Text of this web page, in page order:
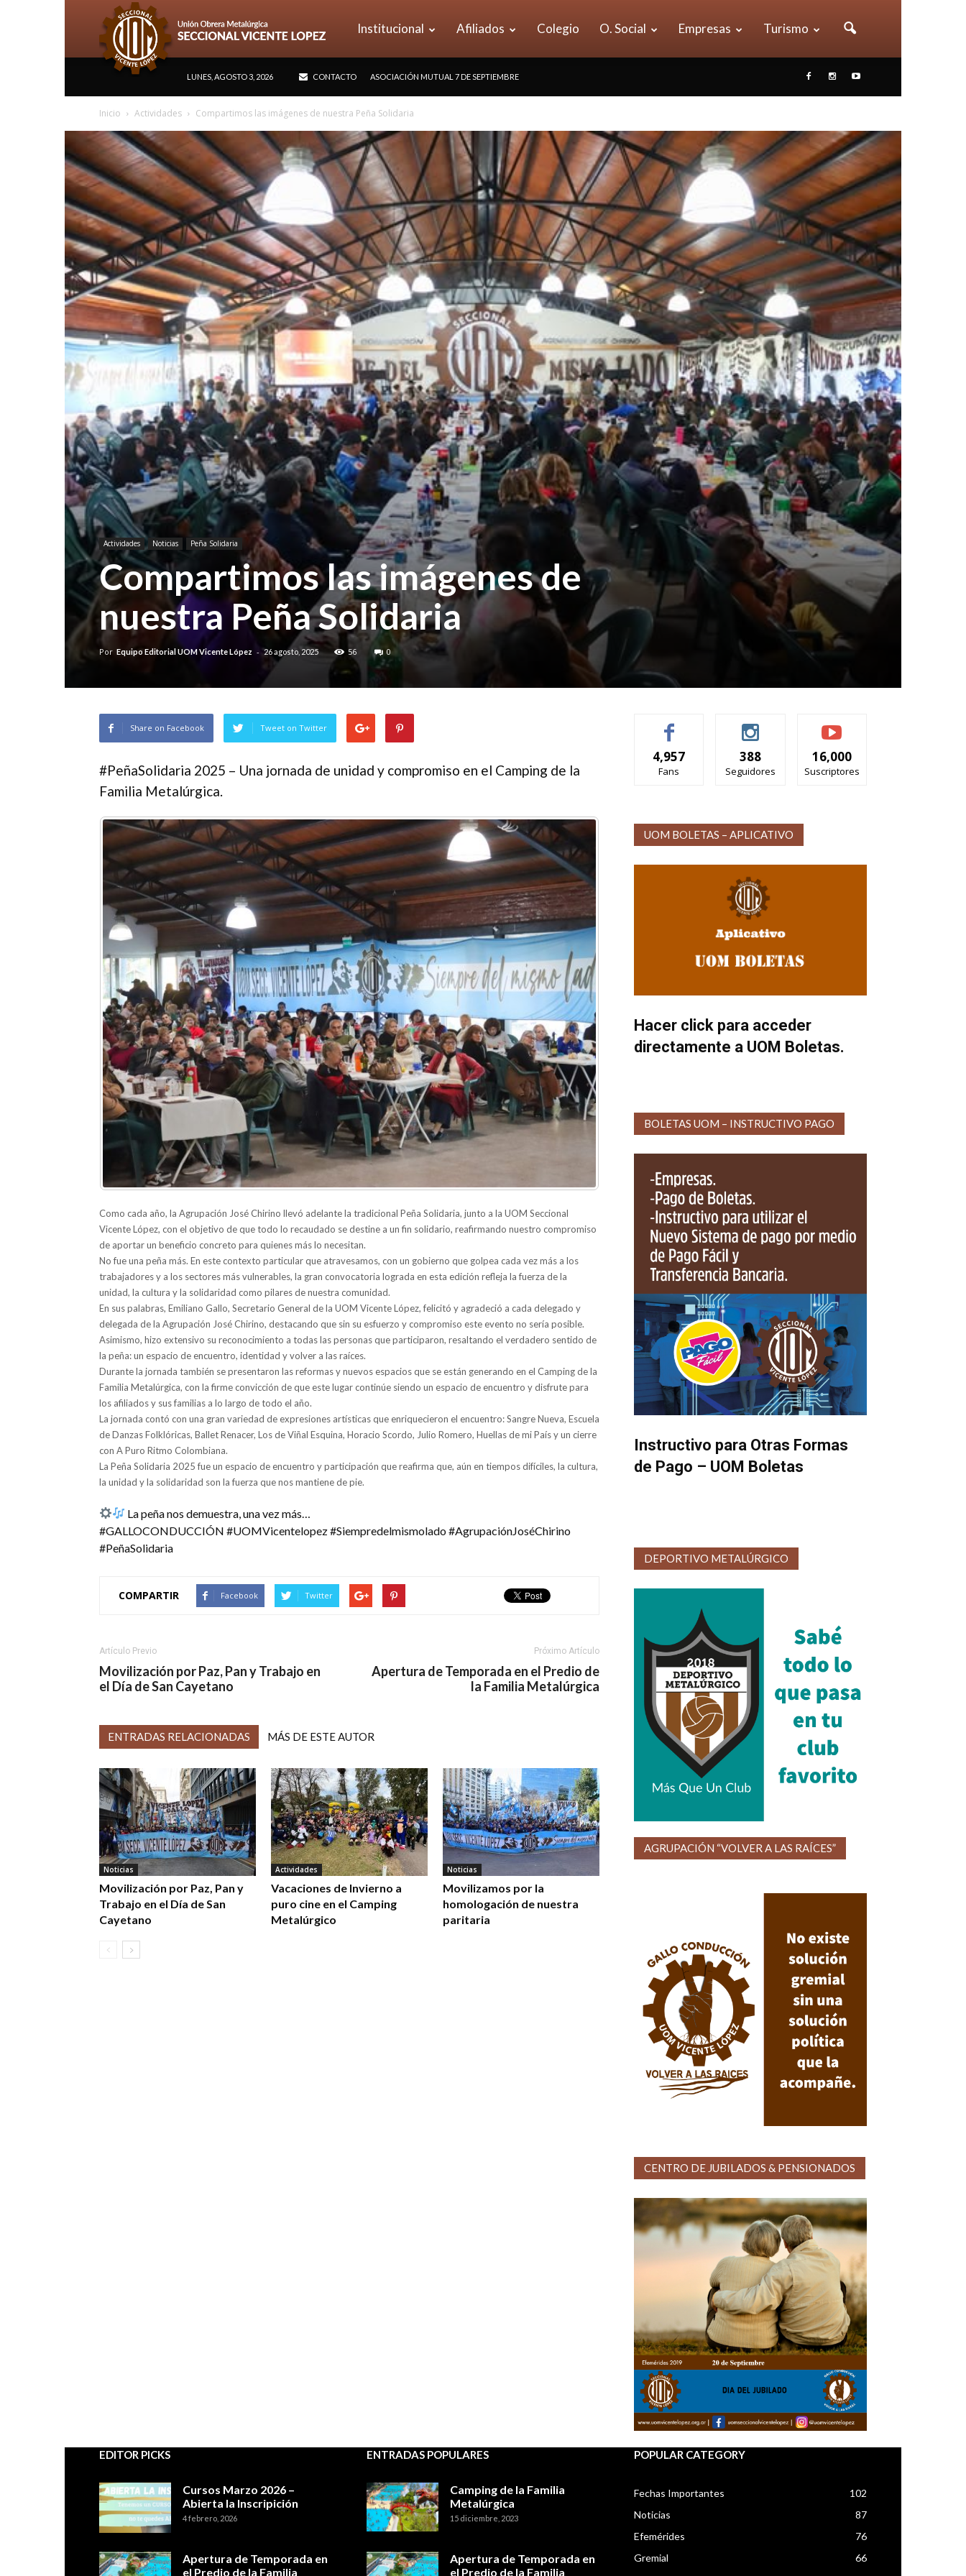
UOM
Vicente
López
Institucional Afiliados Colegio O. Social Empresas Turismo
LUNES, AGOSTO 3, 2026 CONTACTO ASOCIACIÓN MUTUAL 7 DE SEPTIEMBRE
Inicio Actividades Compartimos las imágenes de nuestra Peña Solidaria
Actividades Noticias Peña Solidaria
Compartimos las imágenes de
nuestra Peña Solidaria
Por Equipo Editorial UOM Vicente López - 26 agosto, 2025 56 0
Share on Facebook Tweet on Twitter
#PeñaSolidaria 2025 – Una jornada de unidad y compromiso en el Camping de la
Familia Metalúrgica.
Como cada año, la Agrupación José Chirino llevó adelante la tradicional Peña Solidaria, junto a la UOM Seccional
Vicente López, con el objetivo de que todo lo recaudado se destine a un fin solidario, reafirmando nuestro compromiso
de aportar un beneficio concreto para quienes más lo necesitan.
No fue una peña más. En este contexto particular que atravesamos, con un gobierno que golpea cada vez más a los
trabajadores y a los sectores más vulnerables, la gran convocatoria lograda en esta edición refleja la fuerza de la
unidad, la cultura y la solidaridad como pilares de nuestra comunidad.
En sus palabras, Emiliano Gallo, Secretario General de la UOM Vicente López, felicitó y agradeció a cada delegado y
delegada de la Agrupación José Chirino, destacando que sin su esfuerzo y compromiso este evento no sería posible.
Asimismo, hizo extensivo su reconocimiento a todas las personas que participaron, resaltando el verdadero sentido de
la peña: un espacio de encuentro, identidad y volver a las raíces.
Durante la jornada también se presentaron las reformas y nuevos espacios que se están generando en el Camping de la
Familia Metalúrgica, con la firme convicción de que este lugar continúe siendo un espacio de encuentro y disfrute para
los afiliados y sus familias a lo largo de todo el año.
La jornada contó con una gran variedad de expresiones artísticas que enriquecieron el encuentro: Sangre Nueva, Escuela
de Danzas Folklóricas, Ballet Renacer, Los de Viñal Esquina, Horacio Scordo, Julio Romero, Huellas de mi País y un cierre
con A Puro Ritmo Colombiana.
La Peña Solidaria 2025 fue un espacio de encuentro y participación que reafirma que, aún en tiempos difíciles, la cultura,
la unidad y la solidaridad son la fuerza que nos mantiene de pie.
La peña nos demuestra, una vez más…
#GALLOCONDUCCIÓN #UOMVicentelopez #Siempredelmismolado #AgrupaciónJoséChirino
#PeñaSolidaria
COMPARTIR Facebook Twitter
Artículo Previo
Movilización por Paz, Pan y Trabajo en
el Día de San Cayetano
Próximo Artículo
Apertura de Temporada en el Predio de
la Familia Metalúrgica
ENTRADAS RELACIONADAS MÁS DE ESTE AUTOR
Noticias
Movilización por Paz, Pan y
Trabajo en el Día de San
Cayetano
Actividades
Vacaciones de Invierno a
puro cine en el Camping
Metalúrgico
Noticias
Movilizamos por la
homologación de nuestra
paritaria
4,957
Fans
388
Seguidores
16,000
Suscriptores
UOM BOLETAS – APLICATIVO
Hacer click para acceder
directamente a UOM Boletas.
BOLETAS UOM – INSTRUCTIVO PAGO
Instructivo para Otras Formas
de Pago – UOM Boletas
DEPORTIVO METALÚRGICO
AGRUPACIÓN “VOLVER A LAS RAÍCES”
CENTRO DE JUBILADOS & PENSIONADOS
EDITOR PICKS
Cursos Marzo 2026 –
Abierta la Inscripición
4 febrero, 2026
Apertura de Temporada en
el Predio de la Familia
ENTRADAS POPULARES
Camping de la Familia
Metalúrgica
15 diciembre, 2023
Apertura de Temporada en
el Predio de la Familia
POPULAR CATEGORY
Fechas Importantes
102
Noticias
87
Efemérides
76
Gremial
66